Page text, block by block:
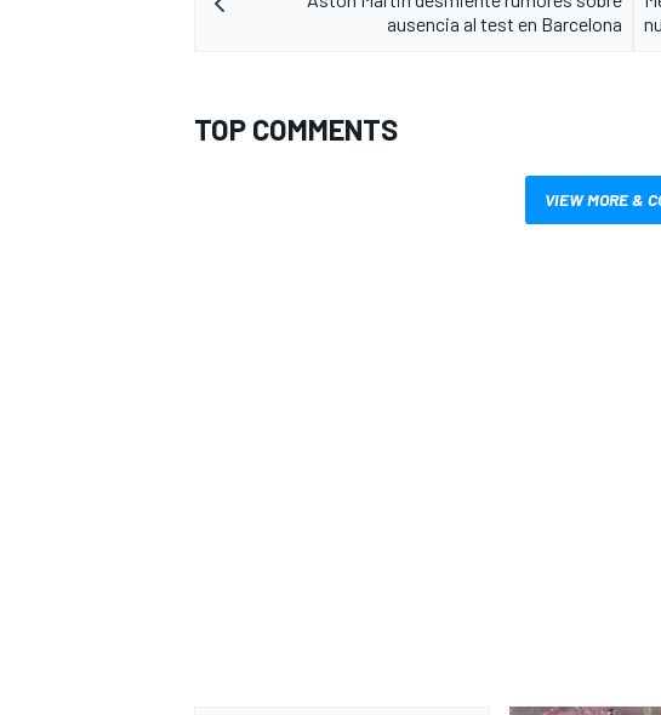
ausencia al test en Barcelona
TOP COMMENTS
VIEW MORE &